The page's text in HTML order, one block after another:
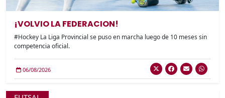
¡VOLVIO LA FEDERACION!
#Hockey La Liga Provincial se puso en marcha luego de 10 meses sin
competencia oficial.
06/08/2026